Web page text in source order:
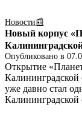
Новости📰
Новый корпус
Опубликовано в
Открытие
уже давно стал
Калининградской